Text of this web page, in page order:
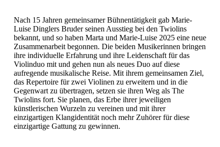
Nach 15 Jahren gemeinsamer Bühnentätigkeit gab Marie-
Luise Dinglers Bruder seinen Ausstieg bei den Twiolins
bekannt, und so haben Marta und Marie-Luise 2025 eine neue
Zusammenarbeit begonnen. Die beiden Musikerinnen bringen
ihre individuelle Erfahrung und ihre Leidenschaft für das
Violinduo mit und gehen nun als neues Duo auf diese
aufregende musikalische Reise. Mit ihrem gemeinsamen Ziel,
das Repertoire für zwei Violinen zu erweitern und in die
Gegenwart zu übertragen, setzen sie ihren Weg als The
Twiolins fort. Sie planen, das Erbe ihrer jeweiligen
künstlerischen Wurzeln zu vereinen und mit ihrer
einzigartigen Klangidentität noch mehr Zuhörer für diese
einzigartige Gattung zu gewinnen.